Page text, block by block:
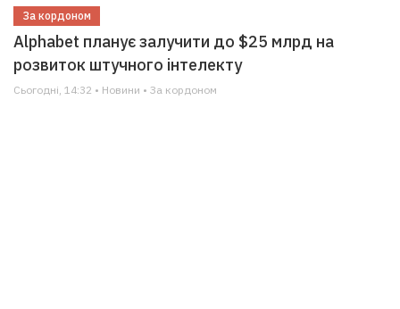
За кордоном
Alphabet планує залучити до $25 млрд на
розвиток штучного інтелекту
Сьогодні, 14:32 • Новини • За кордоном